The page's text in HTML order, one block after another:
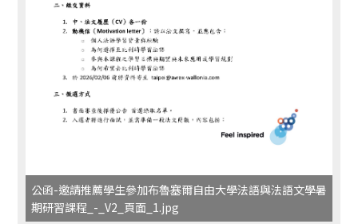
公函-邀請推薦學生參加布魯塞爾自由大學法語與法語文學暑
期研習課程_-_V2_頁面_1.jpg